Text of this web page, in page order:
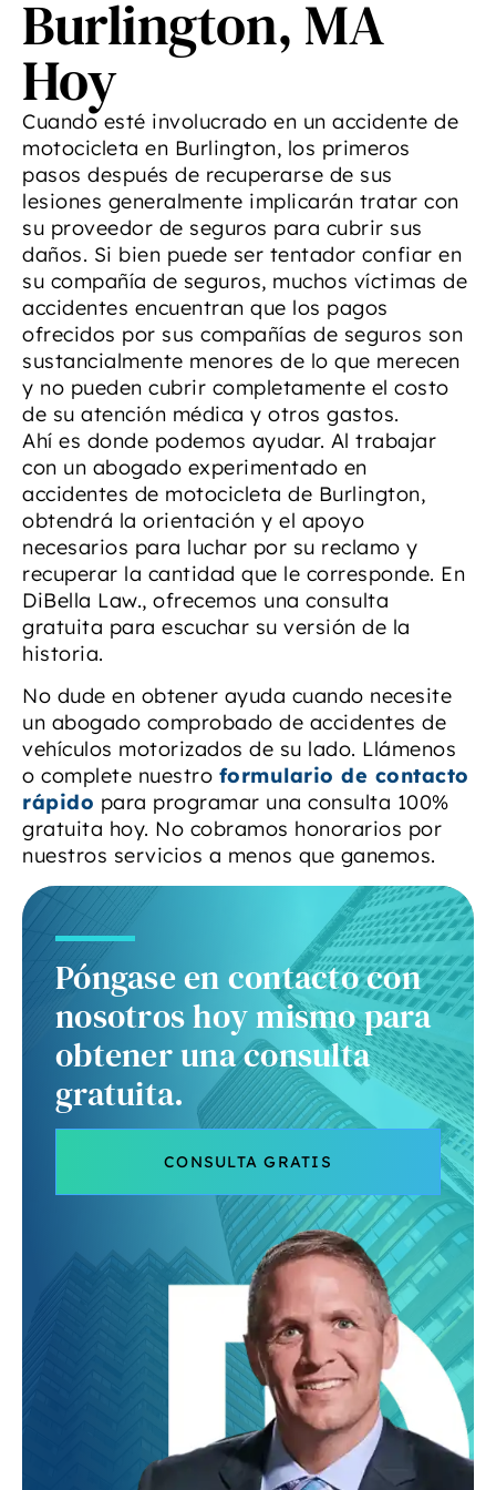
Burlington, MA
Hoy
Cuando esté involucrado en un accidente de
motocicleta en Burlington, los primeros
pasos después de recuperarse de sus
lesiones generalmente implicarán tratar con
su proveedor de seguros para cubrir sus
daños. Si bien puede ser tentador confiar en
su compañía de seguros, muchos víctimas de
accidentes encuentran que los pagos
ofrecidos por sus compañías de seguros son
sustancialmente menores de lo que merecen
y no pueden cubrir completamente el costo
de su atención médica y otros gastos.
Ahí es donde podemos ayudar. Al trabajar
con un abogado experimentado en
accidentes de motocicleta de Burlington,
obtendrá la orientación y el apoyo
necesarios para luchar por su reclamo y
recuperar la cantidad que le corresponde. En
DiBella Law., ofrecemos una consulta
gratuita para escuchar su versión de la
historia.
No dude en obtener ayuda cuando necesite
un abogado comprobado de accidentes de
vehículos motorizados de su lado. Llámenos
o complete nuestro formulario de contacto
rápido para programar una consulta 100%
gratuita hoy. No cobramos honorarios por
nuestros servicios a menos que ganemos.
Póngase en contacto con
nosotros hoy mismo para
obtener una consulta
gratuita.
CONSULTA GRATIS